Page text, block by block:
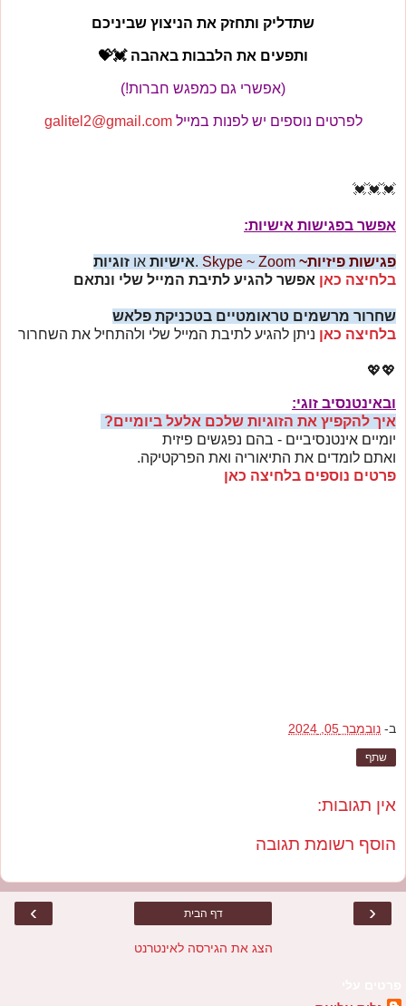
שתדליק ותחזק את הניצוץ שביניכם
ותפעים את הלבבות באהבה 💓💝
(אפשרי גם כמפגש חברות!)
לפרטים נוספים יש לפנות במיילgalitel2@gmail.com
💓💓💓
אפשר בפגישות אישיות:
פגישות פיזיות~ Skype ~ Zoom
.אישיות או זוגיות
בלחיצה כאן אפשר להגיע לתיבת המייל שלי ונתאם
שחרור מרשמים טראומטיים בטכניקת פלאש
בלחיצה כאן ניתן להגיע לתיבת המייל שלי ולהתחיל את השחרור
💖💖
ובאינטנסיב זוגי:
איך להקפיץ את הזוגיות שלכם אלעל ביומיים?
יומיים אינטנסיביים - בהם נפגשים פיזית
ואתם לומדים את התיאוריה ואת הפרקטיקה.
פרטים נוספים בלחיצה כאן
ב- נובמבר 05, 2024
שתף
אין תגובות:
הוסף רשומת תגובה
‹
› דף הבית
הצג את הגירסה לאינטרנט